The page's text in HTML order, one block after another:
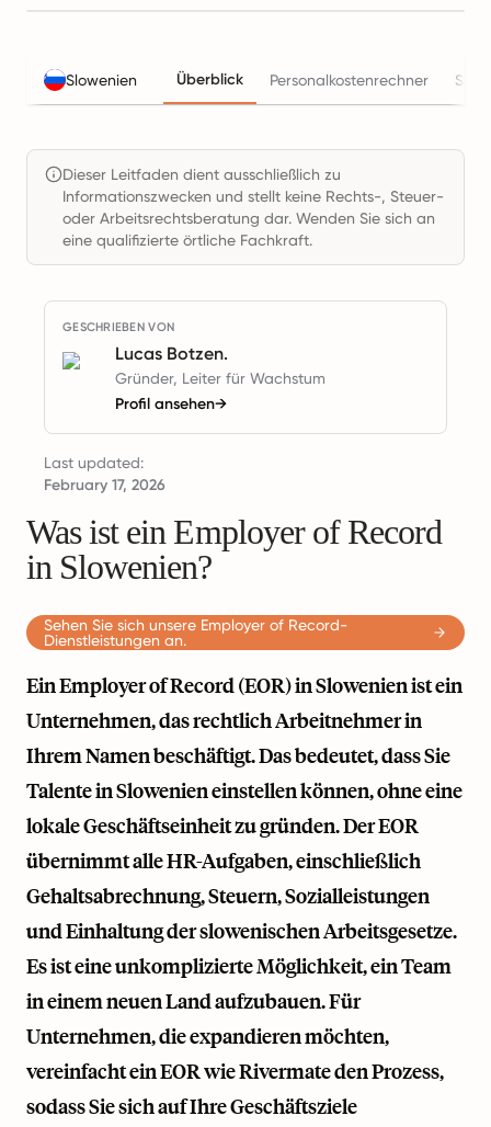
Slowenien Überblick Personalkostenrechner
Dieser Leitfaden dient ausschließlich zu
Informationszwecken und stellt keine Rechts-, Steuer-
oder Arbeitsrechtsberatung dar. Wenden Sie sich an
eine qualifizierte örtliche Fachkraft.
GESCHRIEBEN VON
Lucas Botzen.
Gründer, Leiter für Wachstum
Profil ansehen→
Last updated:
February 17, 2026
Was ist ein Employer of Record
in Slowenien?
Sehen Sie sich unsere Employer of Record-
Dienstleistungen an.
Ein Employer of Record (EOR) in Slowenien ist ein
Unternehmen, das rechtlich Arbeitnehmer in
Ihrem Namen beschäftigt. Das bedeutet, dass Sie
Talente in Slowenien einstellen können, ohne eine
lokale Geschäftseinheit zu gründen. Der EOR
übernimmt alle HR-Aufgaben, einschließlich
Gehaltsabrechnung, Steuern, Sozialleistungen
und Einhaltung der slowenischen Arbeitsgesetze.
Es ist eine unkomplizierte Möglichkeit, ein Team
in einem neuen Land aufzubauen. Für
Unternehmen, die expandieren möchten,
vereinfacht ein EOR wieRivermateden Prozess,
sodass Sie sich auf Ihre Geschäftsziele